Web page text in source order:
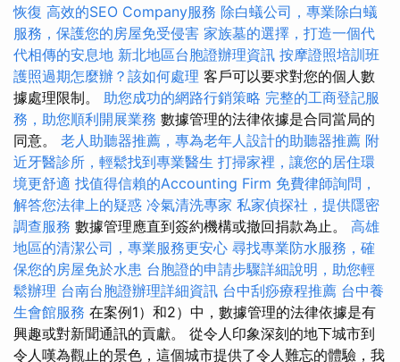
恢復 高效的SEO Company服務 除白蟻公司，專業除白蟻
服務，保護您的房屋免受侵害 家族墓的選擇，打造一個代
代相傳的安息地 新北地區台胞證辦理資訊 按摩證照培訓班
護照過期怎麼辦？該如何處理 客戶可以要求對您的個人數
據處理限制。 助您成功的網路行銷策略 完整的工商登記服
務，助您順利開展業務 數據管理的法律依據是合同當局的
同意。 老人助聽器推薦，專為老年人設計的助聽器推薦 附
近牙醫診所，輕鬆找到專業醫生 打掃家裡，讓您的居住環
境更舒適 找值得信賴的Accounting Firm 免費律師詢問，
解答您法律上的疑惑 冷氣清洗專家 私家偵探社，提供隱密
調查服務 數據管理應直到簽約機構或撤回捐款為止。 高雄
地區的清潔公司，專業服務更安心 尋找專業防水服務，確
保您的房屋免於水患 台胞證的申請步驟詳細說明，助您輕
鬆辦理 台南台胞證辦理詳細資訊 台中刮痧療程推薦 台中養
生會館服務 在案例1）和2）中，數據管理的法律依據是有
興趣或對新聞通訊的貢獻。 從令人印象深刻的地下城市到
令人嘆為觀止的景色，這個城市提供了令人難忘的體驗，我